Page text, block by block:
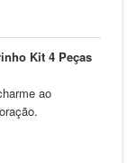
Kit 4 Peças
ao